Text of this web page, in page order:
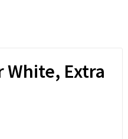
White, Extra